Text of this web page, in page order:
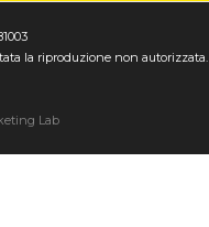
la riproduzione non autorizzata.
Lab